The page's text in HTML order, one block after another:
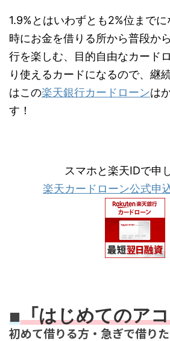
1.9%とはいわずとも2%位まで
時にお金を借りる所から普段か
行を楽しむ、目的自由なカード
り使えるカードになるので、継
はこの楽天銀行カードローンは
す！
スマホと楽天IDで申
楽天カードローン公式申
■「はじめてのア
初めて借りる方・急ぎで借り